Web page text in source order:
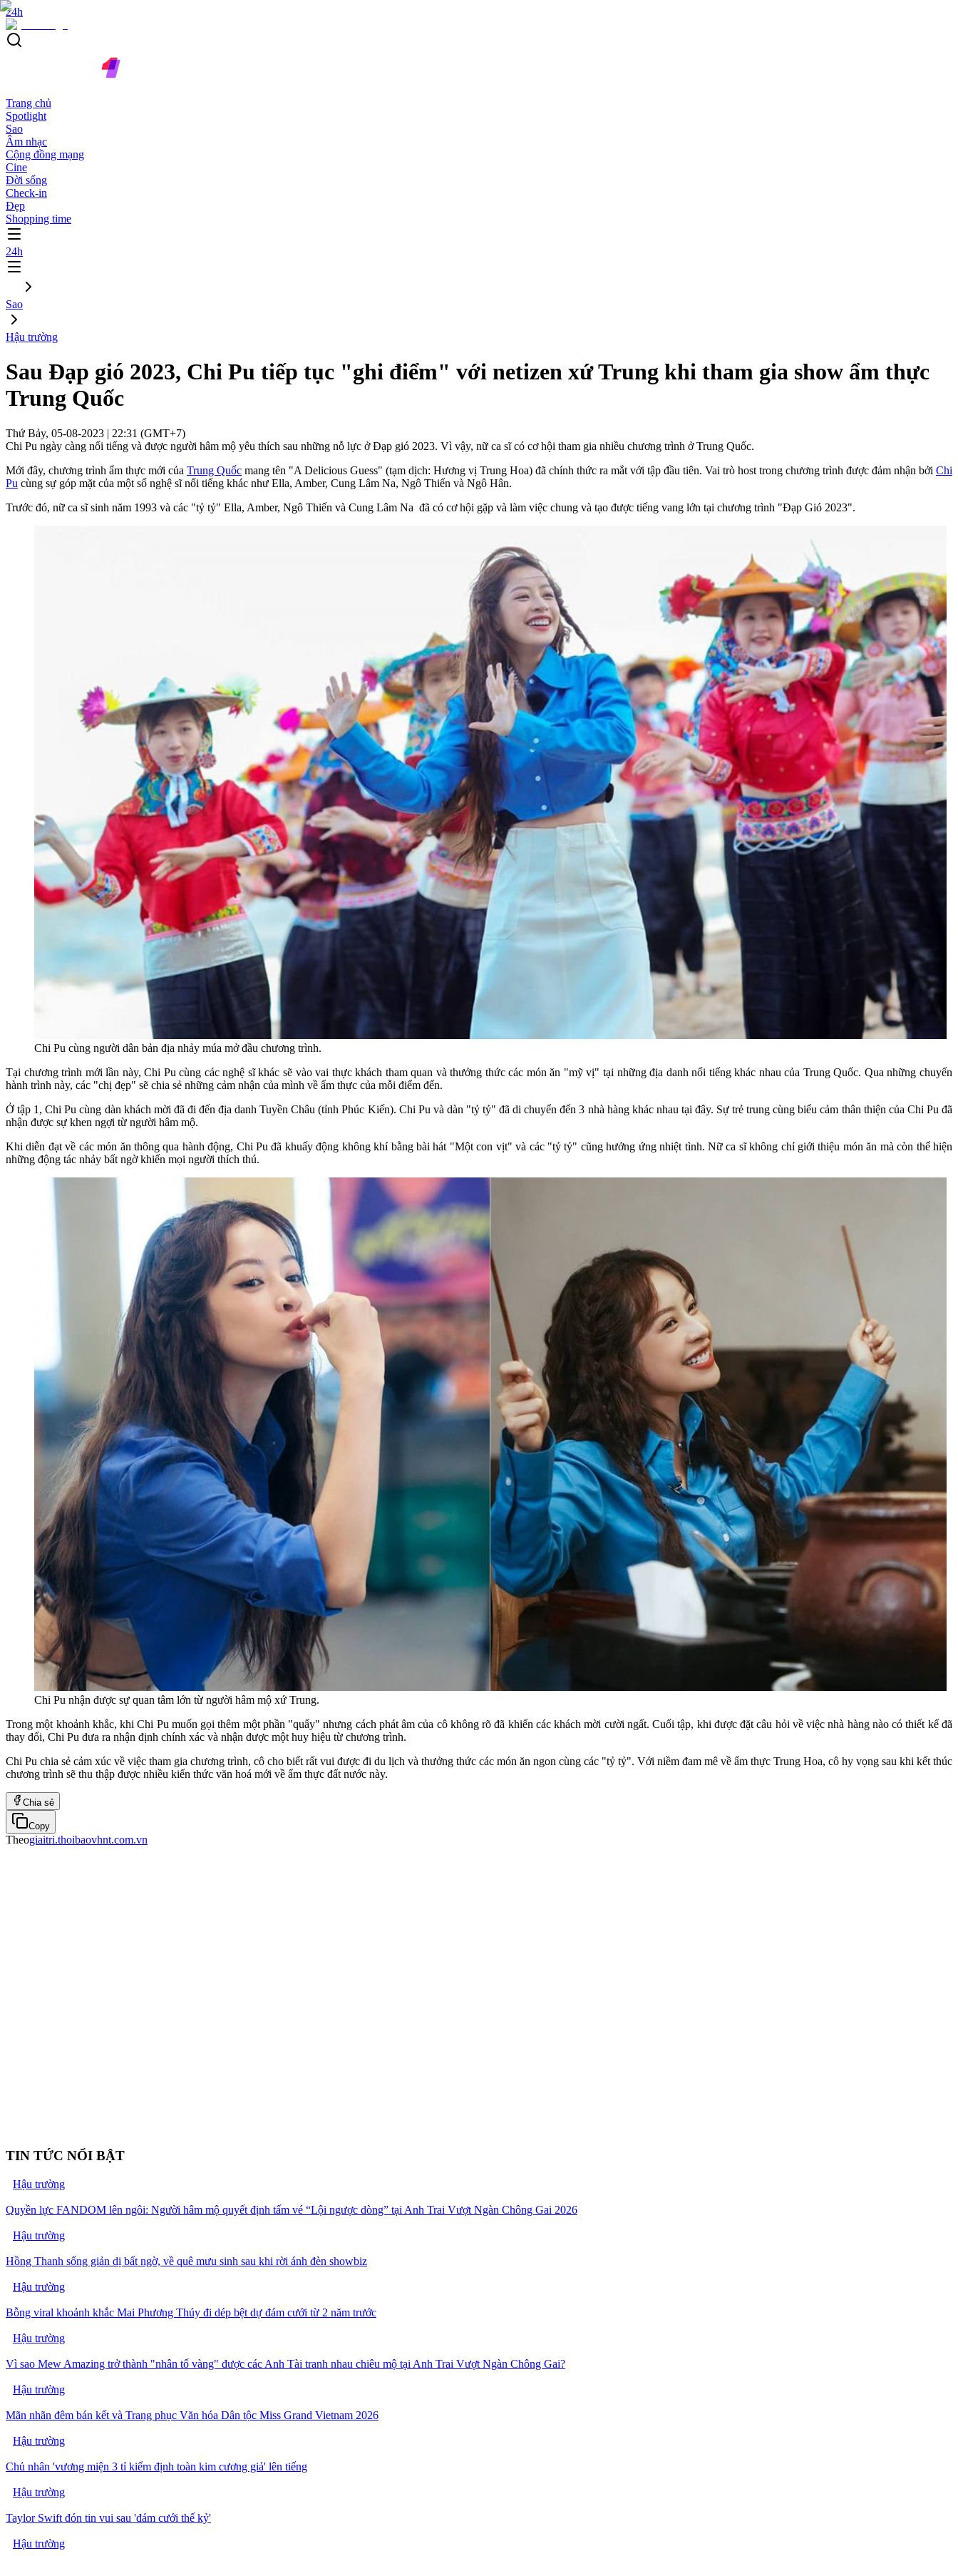
24h
Trang chủ
Spotlight
Sao
Âm nhạc
Cộng đồng mạng
Cine
Đời sống
Check-in
Đẹp
Shopping time
24h
Sao
Hậu trường
Sau Đạp gió 2023, Chi Pu tiếp tục "ghi điểm" với netizen xứ Trung khi tham gia show ẩm thực
Trung Quốc
Thứ Bảy, 05-08-2023 | 22:31 (GMT+7)
Chi Pu ngày càng nổi tiếng và được người hâm mộ yêu thích sau những nỗ lực ở Đạp gió 2023. Vì vậy, nữ ca sĩ có cơ hội tham gia nhiều chương trình ở Trung Quốc.
Mới đây, chương trình ẩm thực mới của Trung Quốc mang tên "A Delicious Guess" (tạm dịch: Hương vị Trung Hoa) đã chính thức ra mắt với tập đầu tiên. Vai trò host trong chương trình được đảm nhận bởi Chi
Pu cùng sự góp mặt của một số nghệ sĩ nổi tiếng khác như Ella, Amber, Cung Lâm Na, Ngô Thiến và Ngô Hân.
Trước đó, nữ ca sĩ sinh năm 1993 và các "tỷ tỷ" Ella, Amber, Ngô Thiến và Cung Lâm Na đã có cơ hội gặp và làm việc chung và tạo được tiếng vang lớn tại chương trình "Đạp Gió 2023".
Chi Pu cùng người dân bản địa nhảy múa mở đầu chương trình.
Tại chương trình mới lần này, Chi Pu cùng các nghệ sĩ khác sẽ vào vai thực khách tham quan và thưởng thức các món ăn "mỹ vị" tại những địa danh nổi tiếng khác nhau của Trung Quốc. Qua những chuyến
hành trình này, các "chị đẹp" sẽ chia sẻ những cảm nhận của mình về ẩm thực của mỗi điểm đến.
Ở tập 1, Chi Pu cùng dàn khách mời đã đi đến địa danh Tuyền Châu (tỉnh Phúc Kiến). Chi Pu và dàn "tỷ tỷ" đã di chuyển đến 3 nhà hàng khác nhau tại đây. Sự trẻ trung cùng biểu cảm thân thiện của Chi Pu đã
nhận được sự khen ngợi từ người hâm mộ.
Khi diễn đạt về các món ăn thông qua hành động, Chi Pu đã khuấy động không khí bằng bài hát "Một con vịt" và các "tỷ tỷ" cũng hưởng ứng nhiệt tình. Nữ ca sĩ không chỉ giới thiệu món ăn mà còn thể hiện
những động tác nhảy bất ngờ khiến mọi người thích thú.
Chi Pu nhận được sự quan tâm lớn từ người hâm mộ xứ Trung.
Trong một khoảnh khắc, khi Chi Pu muốn gọi thêm một phần "quẩy" nhưng cách phát âm của cô không rõ đã khiến các khách mời cười ngất. Cuối tập, khi được đặt câu hỏi về việc nhà hàng nào có thiết kế đã
thay đổi, Chi Pu đưa ra nhận định chính xác và nhận được một huy hiệu từ chương trình.
Chi Pu chia sẻ cảm xúc về việc tham gia chương trình, cô cho biết rất vui được đi du lịch và thưởng thức các món ăn ngon cùng các "tỷ tỷ". Với niềm đam mê về ẩm thực Trung Hoa, cô hy vọng sau khi kết thúc
chương trình sẽ thu thập được nhiều kiến thức văn hoá mới về ẩm thực đất nước này.
Chia sẻ
Copy
Theogiaitri.thoibaovhnt.com.vn
TIN TỨC NỔI BẬT
Hậu trường
Quyền lực FANDOM lên ngôi: Người hâm mộ quyết định tấm vé “Lội ngược dòng” tại Anh Trai Vượt Ngàn Chông Gai 2026
Hậu trường
Hồng Thanh sống giản dị bất ngờ, về quê mưu sinh sau khi rời ánh đèn showbiz
Hậu trường
Bỗng viral khoảnh khắc Mai Phương Thúy đi dép bệt dự đám cưới từ 2 năm trước
Hậu trường
Vì sao Mew Amazing trở thành "nhân tố vàng" được các Anh Tài tranh nhau chiêu mộ tại Anh Trai Vượt Ngàn Chông Gai?
Hậu trường
Mãn nhãn đêm bán kết và Trang phục Văn hóa Dân tộc Miss Grand Vietnam 2026
Hậu trường
Chủ nhân 'vương miện 3 tỉ kiểm định toàn kim cương giả' lên tiếng
Hậu trường
Taylor Swift đón tin vui sau 'đám cưới thế kỷ'
Hậu trường